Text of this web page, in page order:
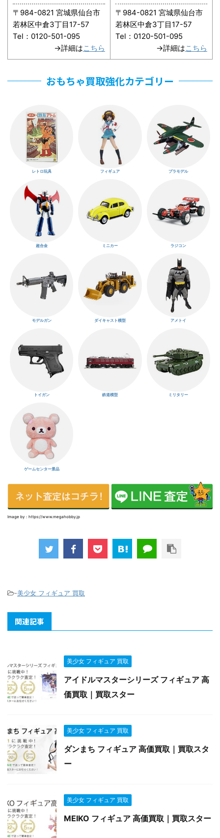
〒984-0821 宮城県仙台市
若林区中倉3丁目17-57
Tel：0120-501-095
→詳細はこちら
〒984-0821 宮城県仙台市
若林区中倉3丁目17-57
Tel：0120-501-095
→詳細はこちら
おもちゃ買取強化カテゴリー
レトロ玩具 フィギュア プラモデル
超合金 ミニカー ラジコン
モデルガン ダイキャスト模型 アメトイ
トイガン 鉄道模型 ミリタリー
ゲームセンター景品
Image by：https://www.megahobby.jp
-美少女 フィギュア 買取
関連記事
美少女 フィギュア 買取
アイドルマスターシリーズ フィギュア 高
価買取｜買取スター
美少女 フィギュア 買取
ダンまち フィギュア 高価買取｜買取スタ
ー
美少女 フィギュア 買取
MEIKO フィギュア 高価買取｜買取スター